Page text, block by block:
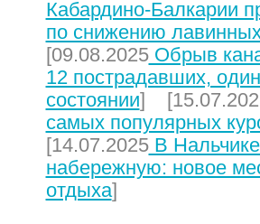
Кабардино-Балкарии
по снижению
[09.08.2025Обрыв
12 пострадавших,
состоянии]
самых популярных
[14.07.2025В
набережную: новое
отдыха]